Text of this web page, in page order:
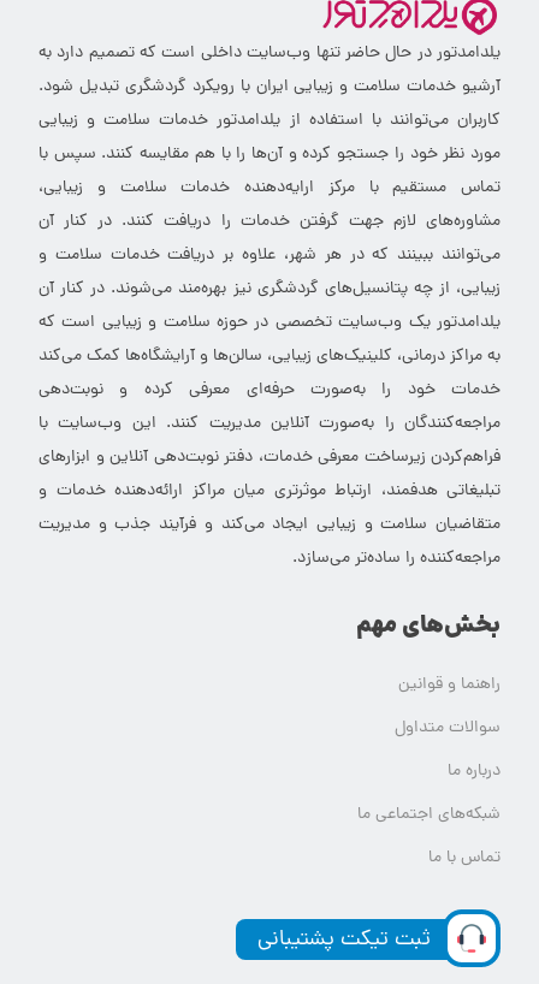
یلدامدتور در حال حاضر تنها وب‌سایت داخلی است که تصمیم دارد به
آرشیو خدمات سلامت و زیبایی ایران با رویکرد گردشگری تبدیل شود.
کاربران می‌توانند با استفاده از یلدامدتور خدمات سلامت و زیبایی
مورد نظر خود را جستجو کرده و آن‌ها را با هم مقایسه کنند. سپس با
تماس مستقیم با مرکز ارایه‌دهنده خدمات سلامت و زیبایی،
مشاوره‌های لازم جهت گرفتن خدمات را دریافت کنند. در کنار آن
می‌توانند ببینند که در هر شهر، علاوه بر دریافت خدمات سلامت و
زیبایی، از چه پتانسیل‌های گردشگری نیز بهره‌مند می‌شوند. در کنار آن
یلدامدتور یک وب‌سایت تخصصی در حوزه سلامت و زیبایی است که
به مراکز درمانی، کلینیک‌های زیبایی، سالن‌ها و آرایشگاه‌ها کمک می‌کند
خدمات خود را به‌صورت حرفه‌ای معرفی کرده و نوبت‌دهی
مراجعه‌کنندگان را به‌صورت آنلاین مدیریت کنند. این وب‌سایت با
فراهم‌کردن زیرساخت معرفی خدمات، دفتر نوبت‌دهی آنلاین و ابزارهای
تبلیغاتی هدفمند، ارتباط موثرتری میان مراکز ارائه‌دهنده خدمات و
متقاضیان سلامت و زیبایی ایجاد می‌کند و فرآیند جذب و مدیریت
مراجعه‌کننده را ساده‌تر می‌سازد.
بخش‌های مهم
راهنما و قوانین
سوالات متداول
درباره ما
شبکه‌های اجتماعی ما
تماس با ما
ثبت تیکت پشتیبانی